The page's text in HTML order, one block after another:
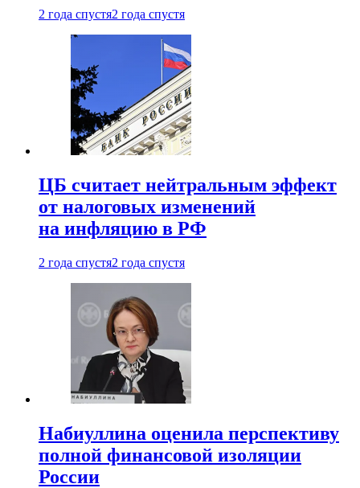
2 года спустя2 года спустя
ЦБ считает нейтральным эффект
от налоговых изменений
на инфляцию в РФ
2 года спустя2 года спустя
Набиуллина оценила перспективу
полной финансовой изоляции
России